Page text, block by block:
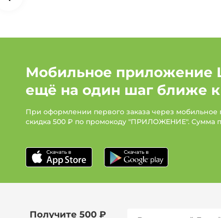
Мобильное приложение
ещё на один шаг ближе
При оформлении первого заказа через
скидка 500 ₽ по промокоду "ПРИЛОЖЕНИЕ". Сумма
Получите 500 ₽